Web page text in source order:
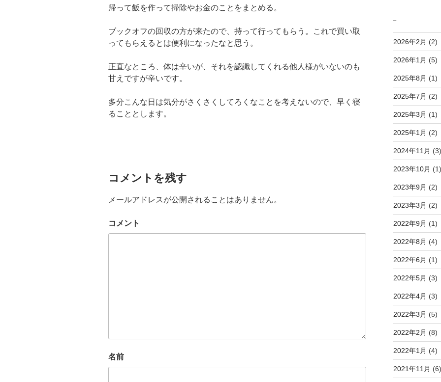
帰って飯を作って掃除やお金のことをまとめる。
ブックオフの回収の方が来たので、持って行ってもらう。これで買い取
ってもらえるとは便利になったなと思う。
正直なところ、体は辛いが、それを認識してくれる他人様がいないのも
甘えですが辛いです。
多分こんな日は気分がさくさくしてろくなことを考えないので、早く寝
ることとします。
コメントを残す
メールアドレスが公開されることはありません。
コメント
名前
2026年2月 (2)
2026年1月 (5)
2025年8月 (1)
2025年7月 (2)
2025年3月 (1)
2025年1月 (2)
2024年11月 (3)
2023年10月 (1)
2023年9月 (2)
2023年3月 (2)
2022年9月 (1)
2022年8月 (4)
2022年6月 (1)
2022年5月 (3)
2022年4月 (3)
2022年3月 (5)
2022年2月 (8)
2022年1月 (4)
2021年11月 (6)